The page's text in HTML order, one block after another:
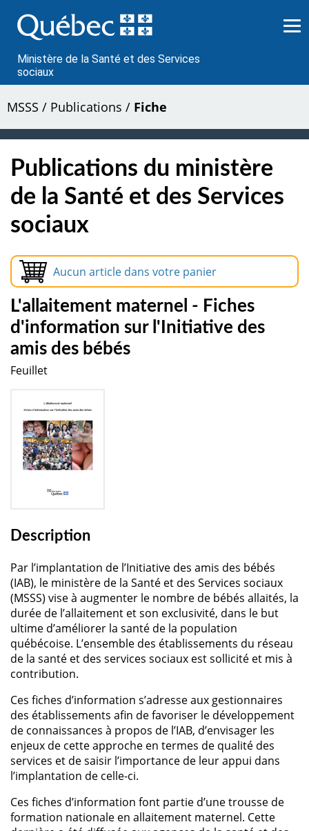
au
contenu
Ministère de la Santé et des Services
sociaux
MSSS / Publications / Fiche
Publications du ministère
de la Santé et des Services
sociaux
Aucun article dans votre panier
L'allaitement maternel - Fiches
d'information sur l'Initiative des
amis des bébés
Feuillet
Description
Par l’implantation de l’Initiative des amis des bébés
(IAB), le ministère de la Santé et des Services sociaux
(MSSS) vise à augmenter le nombre de bébés allaités, la
durée de l’allaitement et son exclusivité, dans le but
ultime d’améliorer la santé de la population
québécoise. L’ensemble des établissements du réseau
de la santé et des services sociaux est sollicité et mis à
contribution.
Ces fiches d’information s’adresse aux gestionnaires
des établissements afin de favoriser le développement
de connaissances à propos de l’IAB, d’envisager les
enjeux de cette approche en termes de qualité des
services et de saisir l’importance de leur appui dans
l’implantation de celle-ci.
Ces fiches d’information font partie d’une trousse de
formation nationale en allaitement maternel. Cette